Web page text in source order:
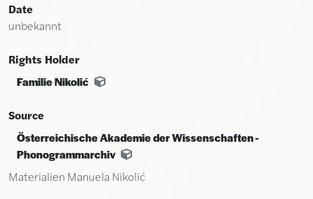
Date
unbekannt
Rights Holder
Familie Nikolić
Source
Österreichische Akademie der Wissenschaften -
Phonogrammarchiv
Materialien Manuela Nikolić